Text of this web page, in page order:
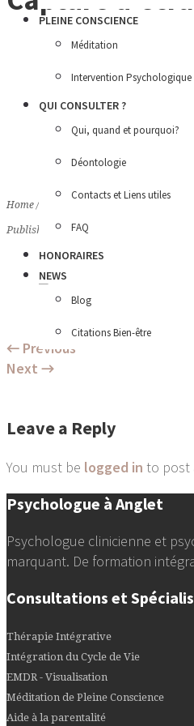
PLEINE CONSCIENCE
Méditation
Intervention Psychologique
QUI CONSULTER ?
Qui, quand et pourquoi?
Déontologie
Contacts et Liens utiles
FAQ
HONORAIRES
NEWS
Blog
Citations Bien-être
Home / Amandine Morin Psychologue
Published12 janvier 2020
← Previous
Next →
Leave a Reply
You must be logged in to post
Psychologue à Anglet
Psychologue clinicienne et
marquant. De formation
Consultations et
Thérapie Intégrative
Intégration du Cycle de Vie
EMDR - Visualisation
Méditation de Pleine Conscience
Aide à la parentalité